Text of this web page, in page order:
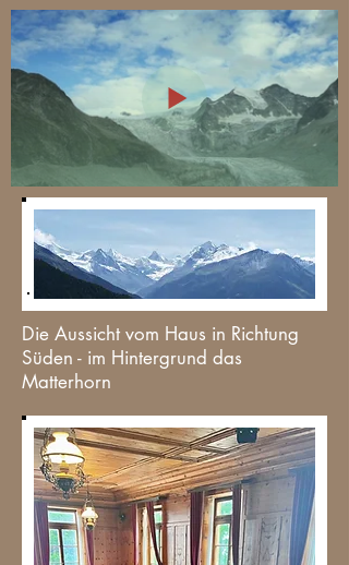
Die Aussicht vom Haus in Richtung
Süden - im Hintergrund das
Matterhorn